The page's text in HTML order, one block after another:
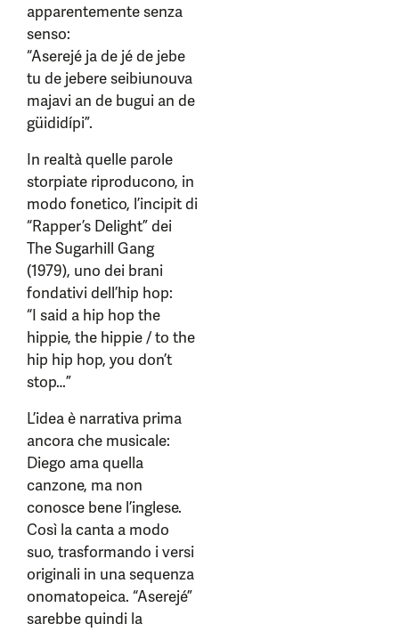
apparentemente senza
senso:
“Aserejé ja de jé de jebe
tu de jebere seibiunouva
majavi an de bugui an de
güididípi”.
In realtà quelle parole
storpiate riproducono, in
modo fonetico, l’incipit di
“Rapper’s Delight” dei
The Sugarhill Gang
(1979), uno dei brani
fondativi dell’hip hop:
“I said a hip hop the
hippie, the hippie / to the
hip hip hop, you don’t
stop…”
L’idea è narrativa prima
ancora che musicale:
Diego ama quella
canzone, ma non
conosce bene l’inglese.
Così la canta a modo
suo, trasformando i versi
originali in una sequenza
onomatopeica. “Aserejé”
sarebbe quindi la